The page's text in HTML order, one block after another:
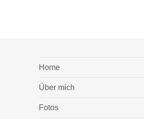
Home
Über mich
Fotos